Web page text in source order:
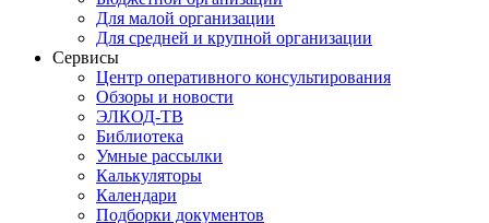
Для малой организации
Для средней и крупной организации
Сервисы
Центр оперативного консультирования
Обзоры и новости
ЭЛКОД-ТВ
Библиотека
Умные рассылки
Калькуляторы
Календари
Подборки документов